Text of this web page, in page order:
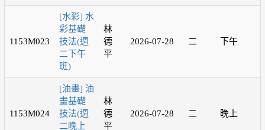
1153M023
[水彩] 水
彩基礎
技法(週
二下午
班)
林
德
平
2026-07-28 二 下午
1153M024
[油畫] 油
畫基礎
技法(週
二晚上
林
德
平
2026-07-28 二 晚上